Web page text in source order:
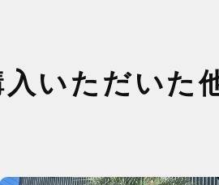
入いただいた